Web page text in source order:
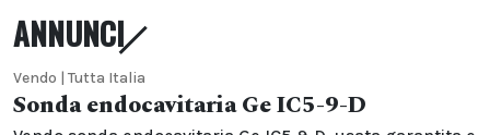
ANNUNCI
Vendo | Tutta Italia
Sonda endocavitaria Ge IC5-9-D